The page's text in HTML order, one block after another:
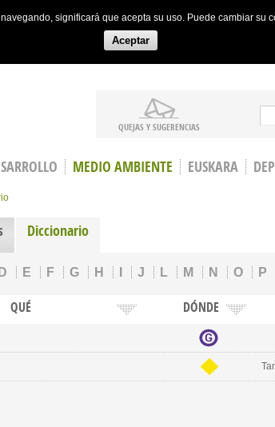
significará que acepta su uso. Puede cambiar su
Aceptar
QUEJAS Y SUGERENCIAS
MEDIO AMBIENTE EUSKARA
Diccionario
D E F G H J L M N O P
QUÉ DÓNDE